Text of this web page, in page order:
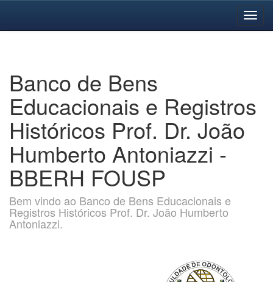
Banco de Bens
Educacionais e Registros
Históricos Prof. Dr. João
Humberto Antoniazzi -
BBERH FOUSP
Bem vindo ao Banco de Bens Educacionais e
Registros Históricos Prof. Dr. João Humberto
Antoniazzi.